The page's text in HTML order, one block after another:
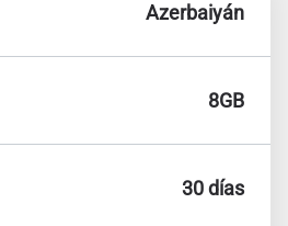
Azerbaiyán
8GB
30 días